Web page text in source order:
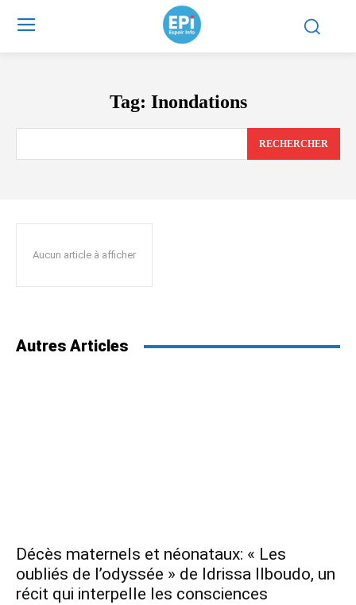
Tag: Inondations
RECHERCHER
Aucun article à afficher
Autres Articles
Décès maternels et néonataux: « Les
oubliés de l’odyssée » de Idrissa Ilboudo, un
récit qui interpelle les consciences